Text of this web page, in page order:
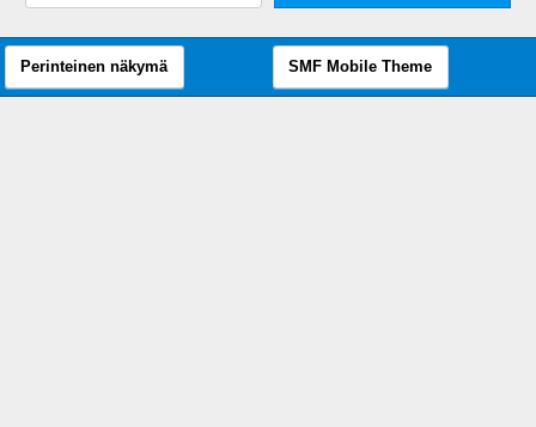
Perinteinen näkymä SMF Mobile Theme